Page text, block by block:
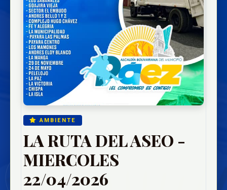
AMBIENTE
LA RUTA DEL ASEO -
MIERCOLES
22/04/2026